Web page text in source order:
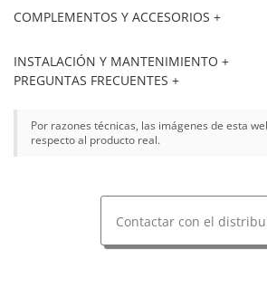
COMPLEMENTOS Y ACCESORIOS +
INSTALACIÓN Y MANTENIMIENTO +
PREGUNTAS FRECUENTES +
Por razones técnicas, las imágenes de esta
respecto al producto real.
Contactar con el